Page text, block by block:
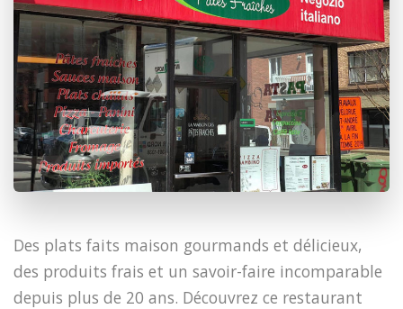
Des plats faits maison gourmands et délicieux,
des produits frais et un savoir-faire incomparable
depuis plus de 20 ans. Découvrez ce restaurant